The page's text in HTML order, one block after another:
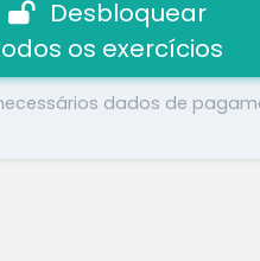
Desbloquear
os exercícios
dados de